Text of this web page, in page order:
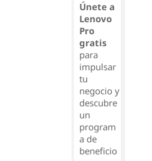
Únete a
Lenovo
Pro
gratis
para
impulsar
tu
negocio y
descubre
un
program
a de
beneficio